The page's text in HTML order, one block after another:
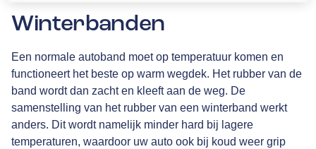
Winterbanden
Een normale autoband moet op temperatuur komen en
functioneert het beste op warm wegdek. Het rubber van de
band wordt dan zacht en kleeft aan de weg. De
samenstelling van het rubber van een winterband werkt
anders. Dit wordt namelijk minder hard bij lagere
temperaturen, waardoor uw auto ook bij koud weer grip